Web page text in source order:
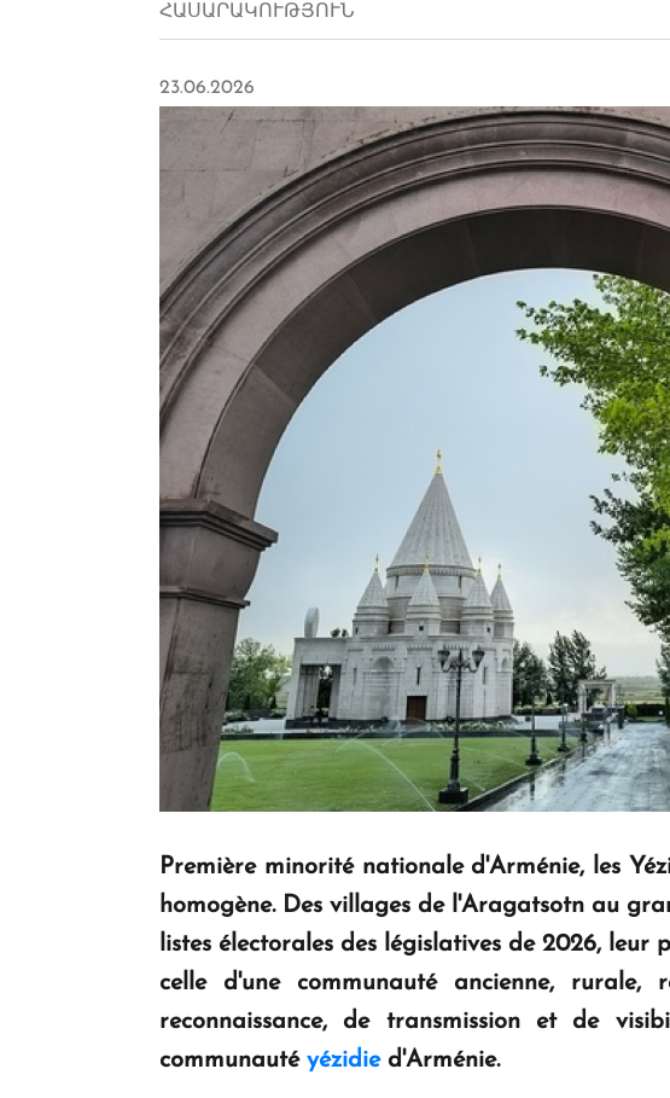
ՀԱՍԱՐԱԿՈՒԹՅՈՒՆ
23.06.2026
Première minorité nationale d'Arménie, les
homogène. Des villages de l'Aragatsotn au
listes électorales des législatives de 2026,
celle d'une communauté ancienne,
reconnaissance, de transmission et de
communauté yézidied'Arménie.